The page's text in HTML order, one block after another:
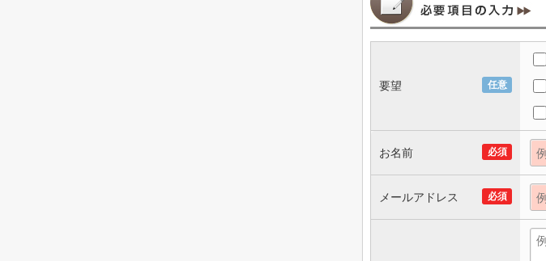
任意
要望
必須
お名前
必須
メールアドレス